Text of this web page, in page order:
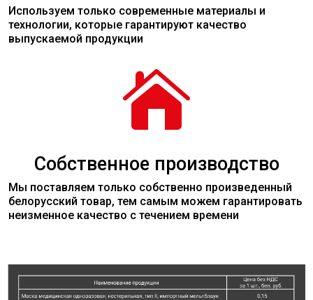
Используем только современные материалы и
технологии, которые гарантируют качество
выпускаемой продукции

Собственное производство
Мы поставляем только собственно произведенный
белорусский товар, тем самым можем гарантировать
неизменное качество с течением времени